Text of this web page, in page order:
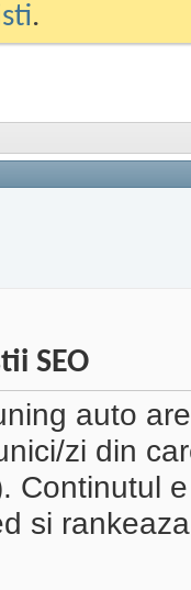
.
SEO
auto
zi din
Continutul
si